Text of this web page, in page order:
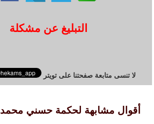
التبليغ عن مشكلة
لا تنسى متابعة صفحتنا على تويتر
أقوال مشابهة لحكمة حسني محمد